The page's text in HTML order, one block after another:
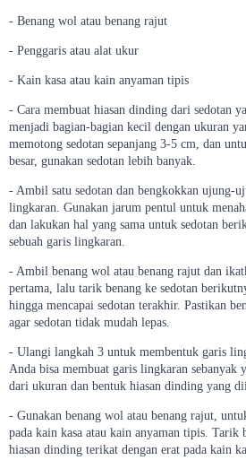
- Benang wol atau benang rajut
- Penggaris atau alat ukur
- Kain kasa atau kain anyaman tipis
- Cara membuat hiasan dinding dari sedotan
menjadi bagian-bagian kecil dengan ukuran
memotong sedotan sepanjang 3-5 cm, dan
besar, gunakan sedotan lebih banyak.
- Ambil satu sedotan dan bengkokkan ujung-
lingkaran. Gunakan jarum pentul untuk
dan lakukan hal yang sama untuk sedotan
sebuah garis lingkaran.
- Ambil benang wol atau benang rajut dan
pertama, lalu tarik benang ke sedotan
hingga mencapai sedotan terakhir. Pastikan
agar sedotan tidak mudah lepas.
- Ulangi langkah 3 untuk membentuk garis
Anda bisa membuat garis lingkaran sebanyak
dari ukuran dan bentuk hiasan dinding yang
- Gunakan benang wol atau benang rajut,
pada kain kasa atau kain anyaman tipis. Tarik
hiasan dinding terikat dengan erat pada kain